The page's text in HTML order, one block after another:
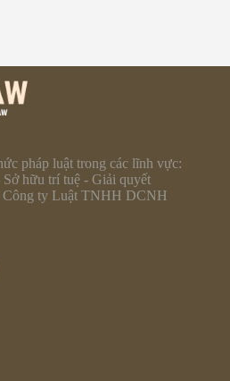
pháp luật trong các lĩnh vực:
hữu trí tuệ - Giải quyết
Công ty Luật TNHH DCNH